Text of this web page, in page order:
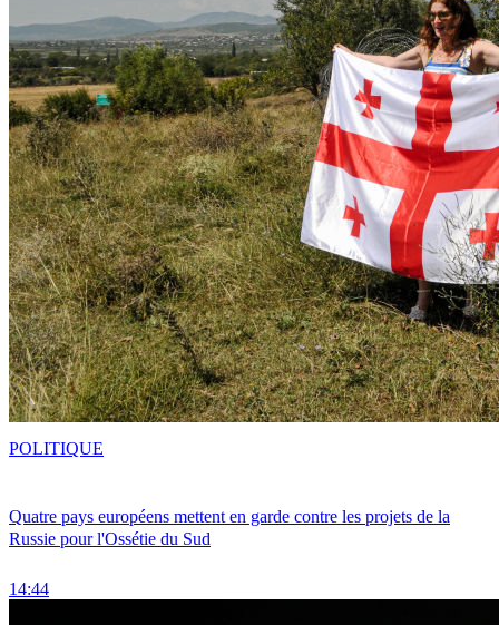
Quatre pays européens mettent en garde contre les projets de la
Russie pour l'Ossétie du Sud
14:44
POLITIQUE